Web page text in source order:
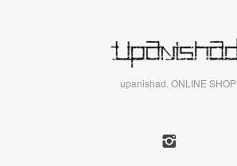
upanishad. ONLINE SHOP